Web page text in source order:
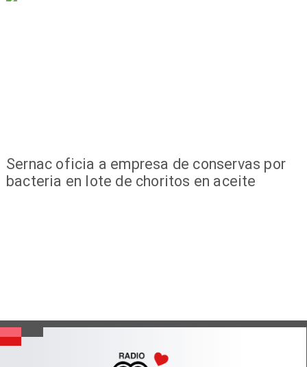
Sernac oficia a empresa de conservas por
bacteria en lote de choritos en aceite